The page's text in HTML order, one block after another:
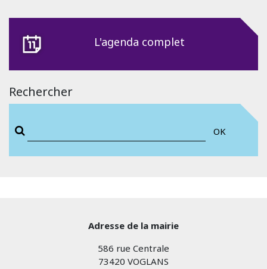
L'agenda complet
Rechercher
OK
Adresse de la mairie
586 rue Centrale
73420 VOGLANS